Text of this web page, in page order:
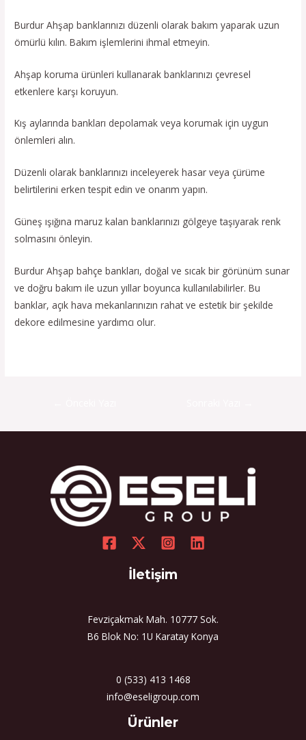
Burdur Ahşap banklarınızı düzenli olarak bakım yaparak uzun
ömürlü kılın. Bakım işlemlerini ihmal etmeyin.
Ahşap koruma ürünleri kullanarak banklarınızı çevresel
etkenlere karşı koruyun.
Kış aylarında bankları depolamak veya korumak için uygun
önlemleri alın.
Düzenli olarak banklarınızı inceleyerek hasar veya çürüme
belirtilerini erken tespit edin ve onarım yapın.
Güneş ışığına maruz kalan banklarınızı gölgeye taşıyarak renk
solmasını önleyin.
Burdur Ahşap bahçe bankları, doğal ve sıcak bir görünüm sunar
ve doğru bakım ile uzun yıllar boyunca kullanılabilirler. Bu
banklar, açık hava mekanlarınızın rahat ve estetik bir şekilde
dekore edilmesine yardımcı olur.
İletişim
Fevziçakmak Mah. 10777 Sok.
B6 Blok No: 1U Karatay Konya
0 (533) 413 1468
info@eseligroup.com
Ürünler